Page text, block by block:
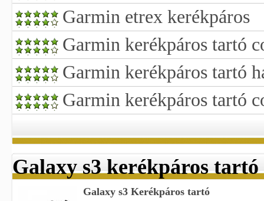
Garmin etrex kerékpáros
Garmin kerékpáros tartó
Garmin kerékpáros tartó
Garmin kerékpáros tartó
Galaxy s3 kerékpáros tartó
Galaxy s3 Kerékpáros tartó